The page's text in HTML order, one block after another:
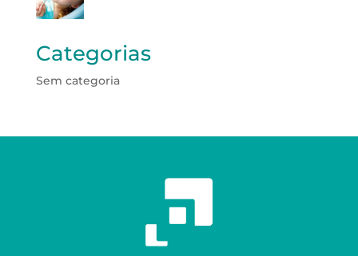
Categorias
Sem categoria